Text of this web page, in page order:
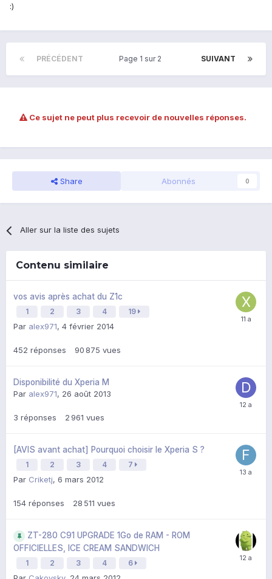
:)
PRÉCÉDENT SUIVANT
Page 1 sur 2
Ce sujet ne peut plus recevoir de nouvelles réponses.
Share Abonnés 0
Aller sur la liste des sujets
Contenu similaire
vos avis après achat du Z1c
1 2 3 4 19
Par alex971, 4 février 2014
452 réponses 90 875 vues
Disponibilité du Xperia M
Par alex971, 26 août 2013
3 réponses 2 961 vues
[AVIS avant achat] Pourquoi choisir le Xperia S ?
1 2 3 4 7
Par Criketj, 6 mars 2012
154 réponses 28 511 vues
ZT-280 C91 UPGRADE 1Go de RAM - ROM
OFFICIELLES, ICE CREAM SANDWICH
1 2 3 4 6